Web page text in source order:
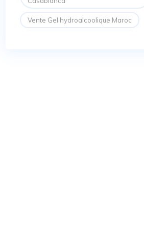
Vente Gel hydroalcoolique Maroc